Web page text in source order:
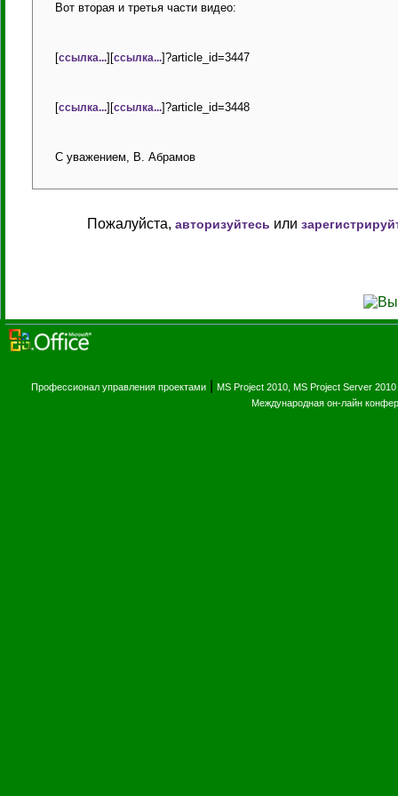
Вот вторая и третья части видео:
[ссылка...][ссылка...]?article_id=3447
[ссылка...][ссылка...]?article_id=3448
С уважением, В. Абрамов
Пожалуйста, авторизуйтесь или
Профессионал управления проектами MS Project 2010, MS Project Server 2010
Международная он-лайн